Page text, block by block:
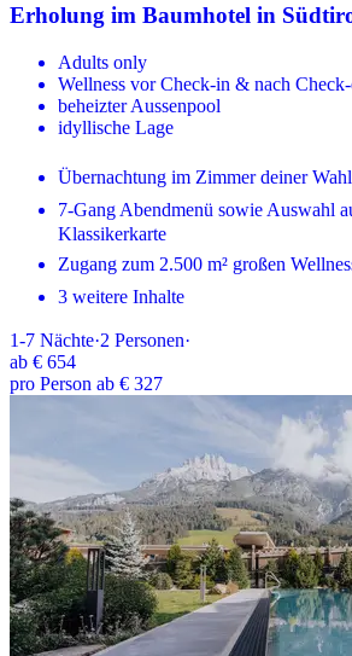
Erholung im Baumhotel in
Adults only
Wellness vor Check-in & nach
beheizter Aussenpool
idyllische Lage
Übernachtung im Zimmer deiner Wahl
7-Gang Abendmenü sowie Auswahl
Klassikerkarte
Zugang zum 2.500 m² großen
3 weitere Inhalte
1-7 Nächte·2 Personen·
ab € 654
pro Person ab € 327